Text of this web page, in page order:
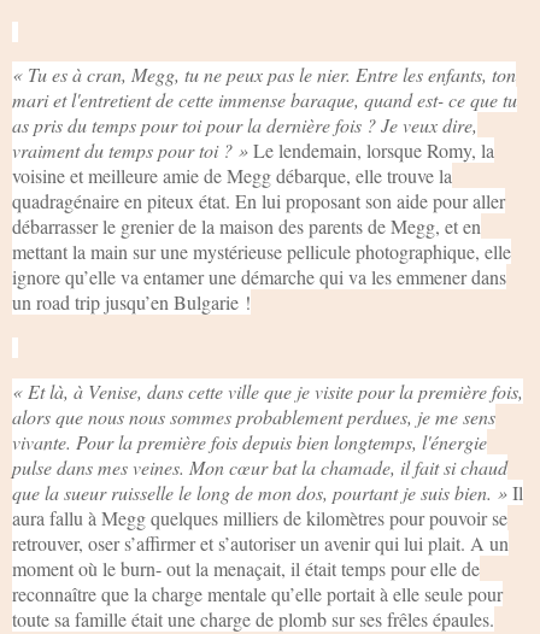
« Tu es à cran, Megg, tu ne peux pas le nier. Entre les enfants, ton
mari et l'entretient de cette immense baraque, quand est- ce que tu
as pris du temps pour toi pour la dernière fois ? Je veux dire,
vraiment du temps pour toi ? »Le lendemain, lorsque Romy, la
voisine et meilleure amie de Megg débarque, elle trouve la
quadragénaire en piteux état. En lui proposant son aide pour aller
débarrasser le grenier de la maison des parents de Megg, et en
mettant la main sur une mystérieuse pellicule photographique, elle
ignore qu’elle va entamer une démarche qui va les emmener dans
un road trip jusqu’en Bulgarie !
« Et là, à Venise, dans cette ville que je visite pour la première fois,
alors que nous nous sommes probablement perdues, je me sens
vivante. Pour la première fois depuis bien longtemps, l'énergie
pulse dans mes veines. Mon cœur bat la chamade, il fait si chaud
que la sueur ruisselle le long de mon dos, pourtant je suis bien. »Il
aura fallu à Megg quelques milliers de kilomètres pour pouvoir se
retrouver, oser s’affirmer et s’autoriser un avenir qui lui plait. A un
moment où le burn- out la menaçait, il était temps pour elle de
reconnaître que la charge mentale qu’elle portait à elle seule pour
toute sa famille était une charge de plomb sur ses frêles épaules.